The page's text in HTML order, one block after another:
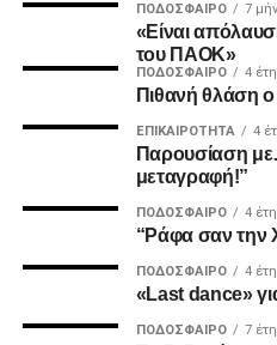
Και από ότι φαίνεται, ούτε
ανεξάρτητοι σταθήκατε.
Επιθυμία λοιπόν του κόσμου
δωθούν ΑΜΕΣΑ αποτελέσματα
υποστηρίζονται από
τεκμηριώσεις και κομφούζιο
πραγματικά συμβαίνει με την
ΠΟΔΌΣΦΑΙΡΟ 7
«Είναι
του ΠΑΟΚ»
ΠΟΔΌΣΦΑΙΡΟ 4
Πιθανή θλάση
ΕΠΙΚΑΙΡΌΤΗΤΑ 4
Παρουσίαση
μεταγραφή!”
ΠΟΔΌΣΦΑΙΡΟ 4
“Ράφα σαν την
ΠΟΔΌΣΦΑΙΡΟ 4
«Last dance»
ΠΟΔΌΣΦΑΙΡΟ 7